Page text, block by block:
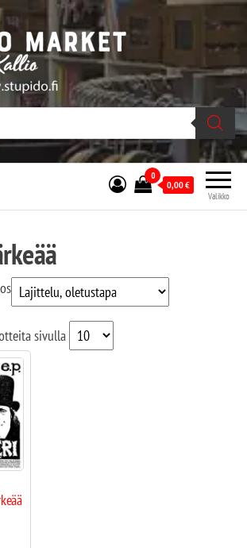
– verkossa ja kivijalassa
Stupido Market on vaihtoehtomusaan
erikoistunut verkko- sekä
kivijalkakauppa Helsingissä Kallion
sydämessä.
Valikko
0
0,00€
sivulla